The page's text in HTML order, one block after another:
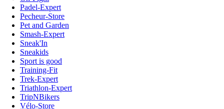
Padel-Expert
Pecheur-Store
Pet and Garden
Smash-Expert
Sneak'In
Sneakids
Sport is good
Training-Fit
Trek-Expert
Triathlon-Expert
TripNBikers
Vélo-Store